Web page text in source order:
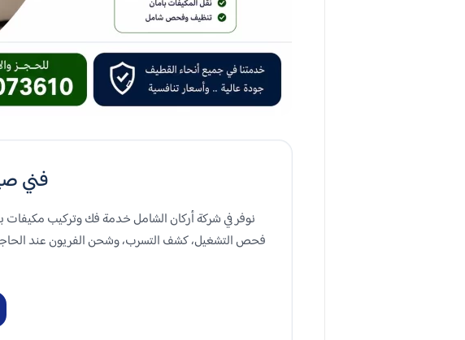
فني
نوفر في شركة أركان الشامل خدمة فك وتركيب مكيفات
فحص التشغيل، كشف التسرب، وشحن الفريون عند